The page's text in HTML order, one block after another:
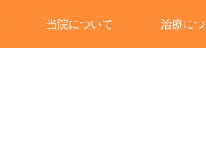
当院について 治療に